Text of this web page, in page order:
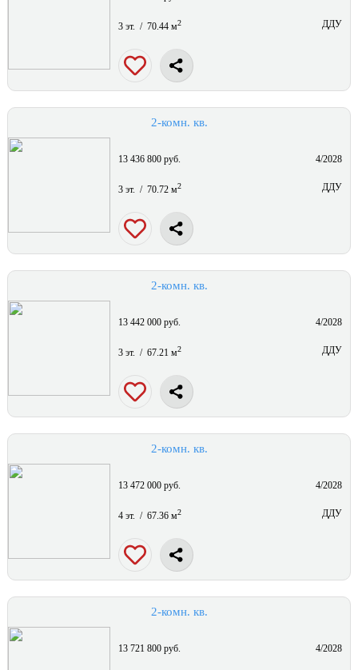
3 эт. / 70.44 м2 ДДУ
2-комн. кв.
13 436 800 руб. 4/2028
3 эт. / 70.72 м2 ДДУ
2-комн. кв.
13 442 000 руб. 4/2028
3 эт. / 67.21 м2 ДДУ
2-комн. кв.
13 472 000 руб. 4/2028
4 эт. / 67.36 м2 ДДУ
2-комн. кв.
13 721 800 руб. 4/2028